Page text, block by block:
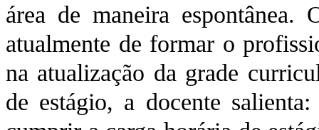
área de maneira
atualmente de formar o
na atualização da grade
de estágio, a docente